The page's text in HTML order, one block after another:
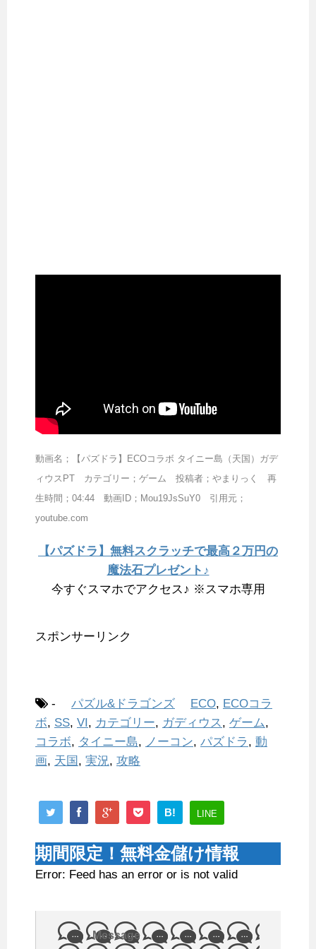
動画名；【パズドラ】ECOコラボ タイニー島（天国）ガデ
ィウスPT カテゴリー；ゲーム 投稿者；やまりっく 再
生時間；04:44 動画ID；Mou19JsSuY0 引用元；
youtube.com
【パズドラ】無料スクラッチで最高２万円の
魔法石プレゼント♪
今すぐスマホでアクセス♪ ※スマホ専用
スポンサーリンク
- パズル&ドラゴンズ ECO, ECOコラ
ボ, SS, VI, カテゴリー, ガディウス, ゲーム,
コラボ, タイニー島, ノーコン, パズドラ , 動
画, 天国 , 実況, 攻略
B! LINE
期間限定！無料金儲け情報
Error: Feed has an error or is not valid
Message